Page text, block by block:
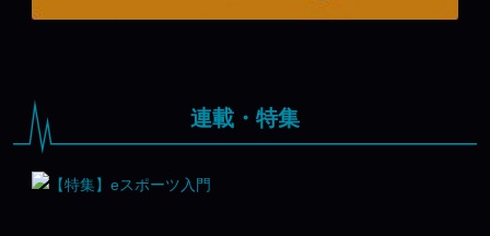
連載・特集